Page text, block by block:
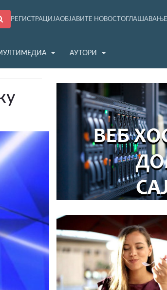
РЕГИСТРАЦИЈАОБЈАВИТЕ НОВОСТ ОГЛАШАВАЊЕ
АУТОРИ